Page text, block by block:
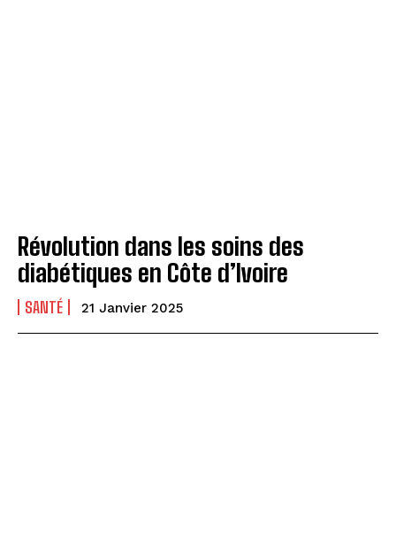
Révolution dans les soins des
diabétiques en Côte d’Ivoire
SANTÉ 21 Janvier 2025